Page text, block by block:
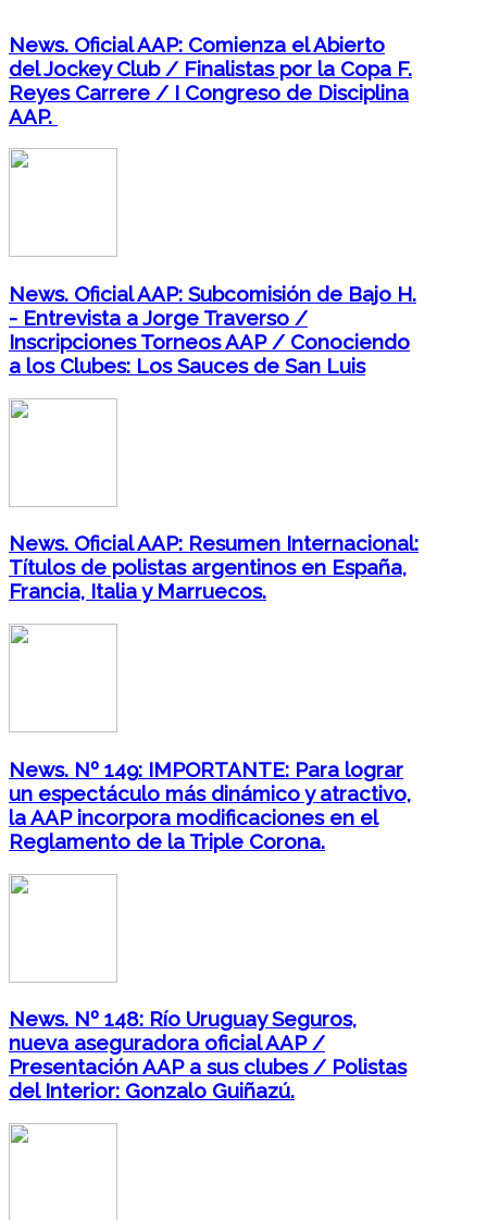
News. Oficial AAP: Comienza el Abierto
del Jockey Club / Finalistas por la Copa F.
Reyes Carrere / I Congreso de Disciplina
AAP.
News. Oficial AAP: Subcomisión de Bajo H.
- Entrevista a Jorge Traverso /
Inscripciones Torneos AAP / Conociendo
a los Clubes: Los Sauces de San Luis
News. Oficial AAP: Resumen Internacional:
Títulos de polistas argentinos en España,
Francia, Italia y Marruecos.
News. Nº 149: IMPORTANTE: Para lograr
un espectáculo más dinámico y atractivo,
la AAP incorpora modificaciones en el
Reglamento de la Triple Corona.
News. Nº 148: Río Uruguay Seguros,
nueva aseguradora oficial AAP /
Presentación AAP a sus clubes / Polistas
del Interior: Gonzalo Guiñazú.